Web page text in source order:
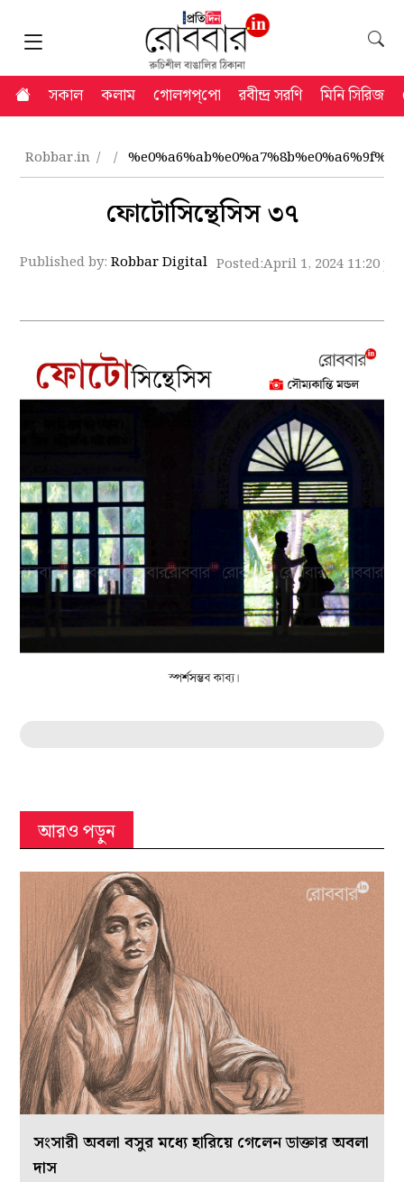
সকাল কলাম গোলগপ্‌পো রবীন্দ্র সরণি মিনি সিরিজ
Robbar.in
ফোটোসিন্থেসিস ৩৭
Published by:Robbar Digital Posted:April 1, 2024 11:20
আরও পড়ুন
সংসারী অবলা বসুর মধ্যে হারিয়ে গেলেন ডাক্তার অবলা
দাস